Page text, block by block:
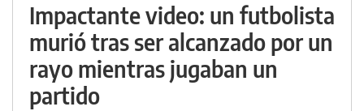
Impactante video: un futbolista
murió tras ser alcanzado por un
rayo mientras jugaban un
partido